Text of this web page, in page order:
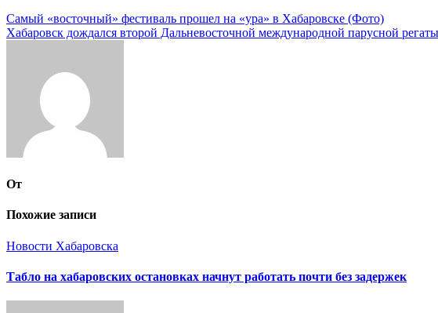
Навигация
по
Самый «восточный» фестиваль прошел на «ура» в Хабаровске (Фото)
Хабаровск дождался второй Дальневосточной международной парусной
От
Похожие записи
Новости Хабаровска
Табло на хабаровских остановках начнут работать почти без задержек